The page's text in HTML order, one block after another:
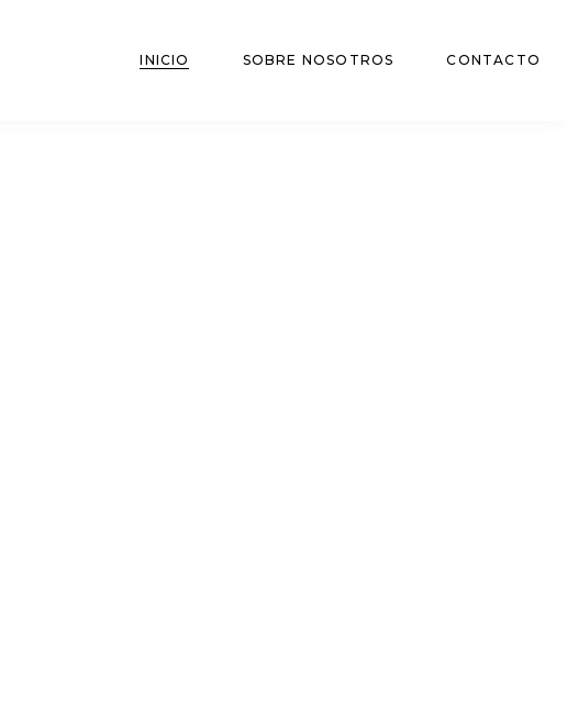
INICIO SOBRE NOSOTROS CONTACTO